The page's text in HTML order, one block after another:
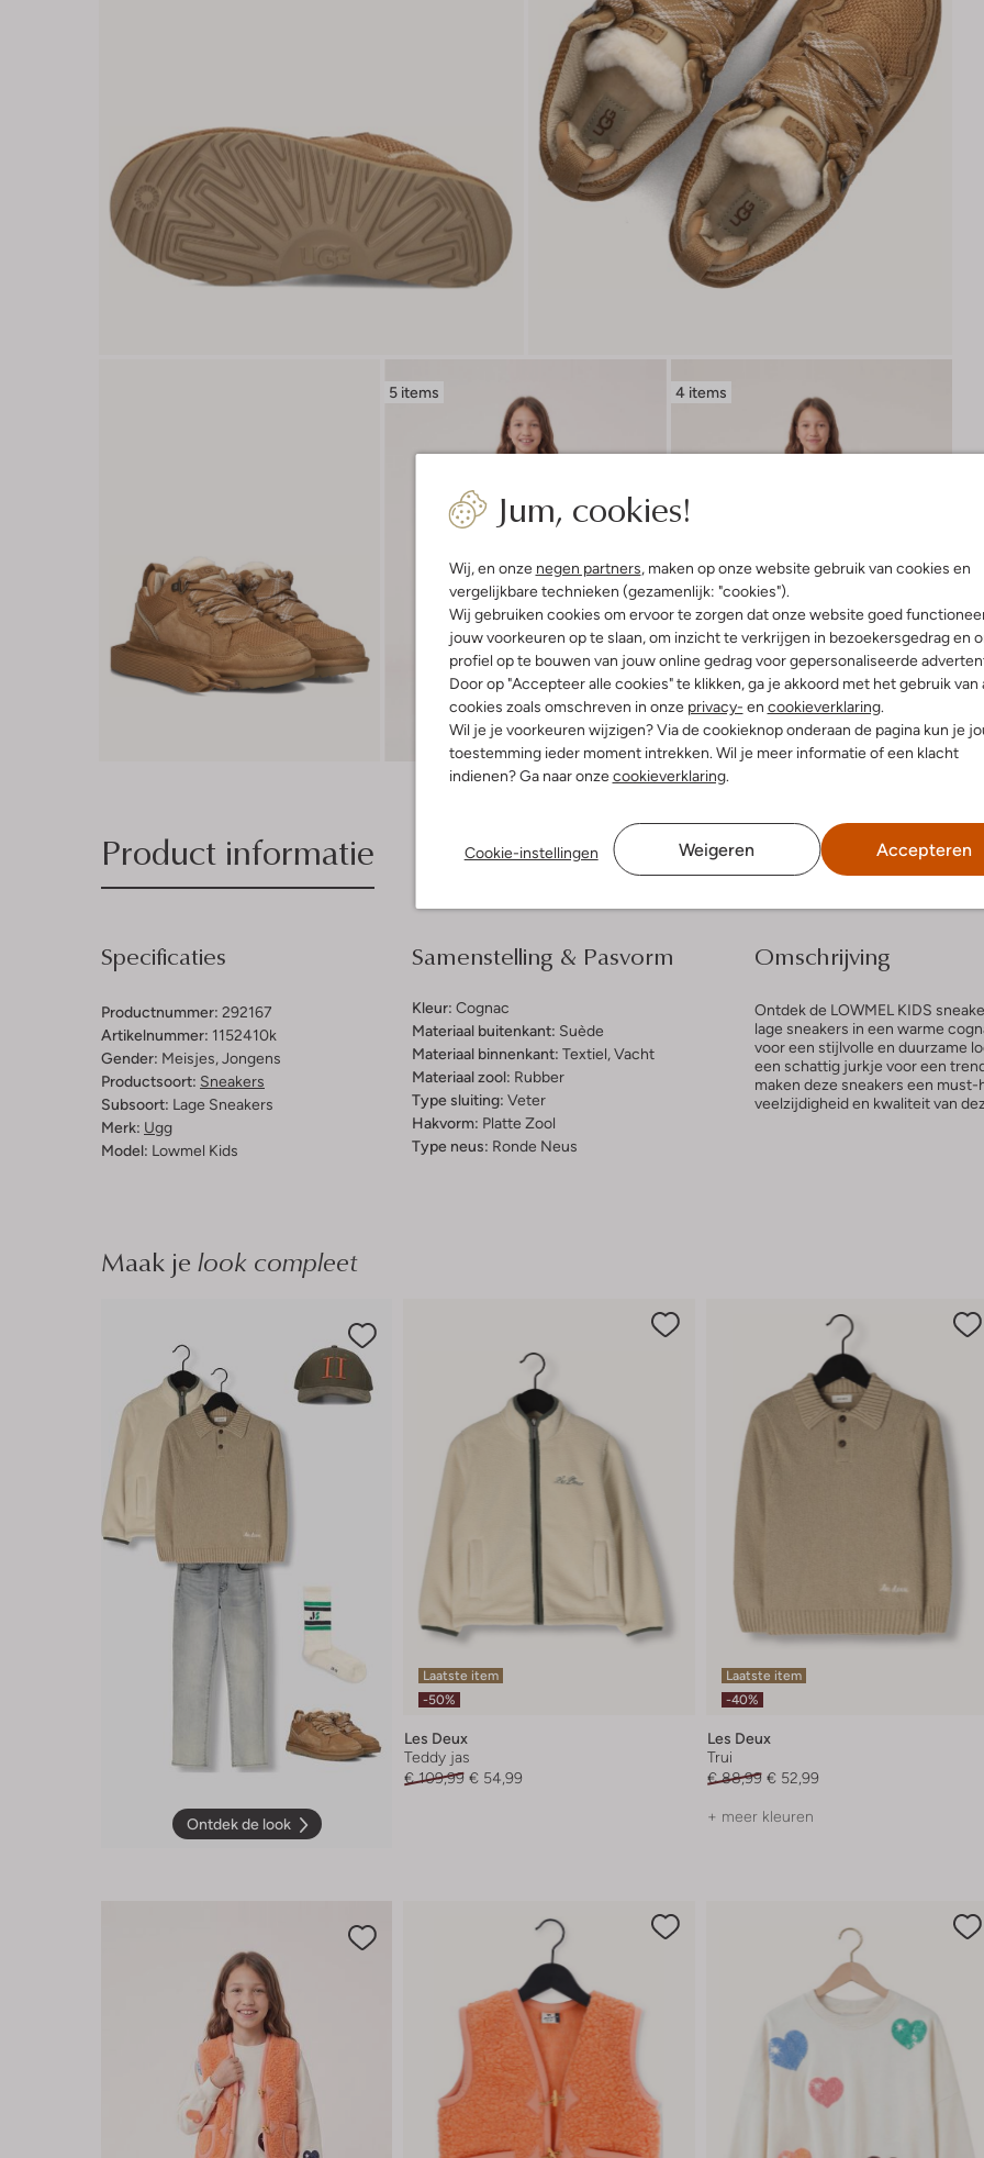
Jum, cookies!
Wij, en onze negen partners, maken op onze website gebruik van cookies en
vergelijkbare technieken (gezamenlijk: "cookies").
Wij gebruiken cookies om ervoor te zorgen dat onze website goed
jouw voorkeuren op te slaan, om inzicht te verkrijgen in bezoekersgedrag en
profiel op te bouwen van jouw online gedrag voor gepersonaliseerde
Door op "Accepteer alle cookies" te klikken, ga je akkoord met het gebruik van
cookies zoals omschreven in onze privacy- en cookieverklaring.
Wil je je voorkeuren wijzigen? Via de cookieknop onderaan de pagina kun je
toestemming ieder moment intrekken. Wil je meer informatie of een klacht
indienen? Ga naar onzecookieverklaring.
Cookie-instellingen Weigeren Accepteren
5 items
Ontdek de look
4 items
Ontdek de look
Product informatie Bezorgen & retourneren
Specificaties
Productnummer: 292167
Artikelnummer: 1152410k
Gender: Meisjes, Jongens
Productsoort: Sneakers
Subsoort: Lage Sneakers
Merk: Ugg
Model: Lowmel Kids
Samenstelling & Pasvorm
Kleur: Cognac
Materiaal buitenkant: Suède
Materiaal binnenkant: Textiel, Vacht
Materiaal zool: Rubber
Type sluiting: Veter
Hakvorm: Platte Zool
Type neus: Ronde Neus
Omschrijving
Ontdek de LOWMEL KIDS
lage sneakers in een warme
voor een stijlvolle en duurzame
een schattig jurkje voor een
maken deze sneakers een
veelzijdigheid en kwaliteit van
Maak je look compleet
Ontdek de look
Laatste item
-50%
Les Deux
Teddy jas
€ 109,99 € 54,99
Laatste item
-40%
Les Deux
Trui
€ 88,99 € 52,99
+ meer kleuren